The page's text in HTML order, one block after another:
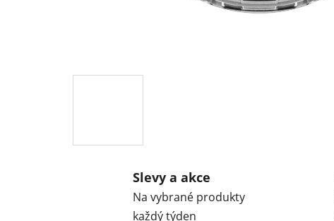
Slevy a akce
Na vybrané produkty
každý týden